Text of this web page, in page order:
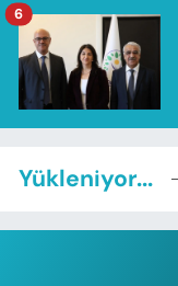
6
Yükleniyor...